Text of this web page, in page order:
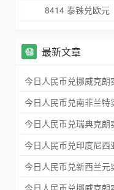
8414 泰铢兑欧元
最新文章